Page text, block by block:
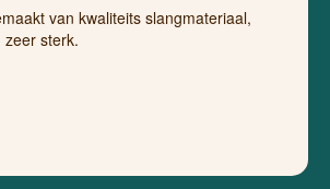
van kwaliteits slangmateriaal,
zeer sterk.